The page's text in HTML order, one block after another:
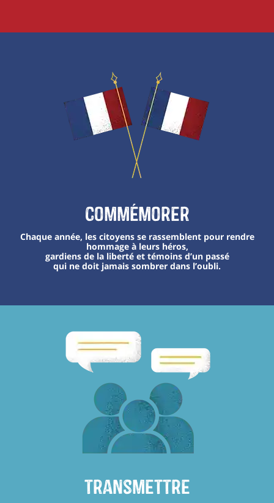
Commémorer
Chaque année, les citoyens se rassemblent pour rendre
hommage à leurs héros,
gardiens de la liberté et témoins d’un passé
qui ne doit jamais sombrer dans l’oubli.
transmettre